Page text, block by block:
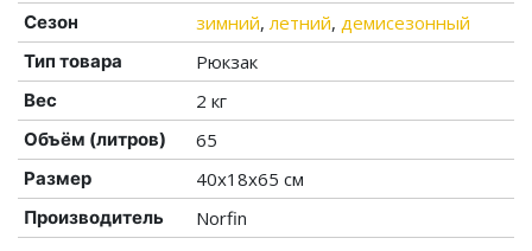
Сезон зимний, летний, демисезонный
Тип товара Рюкзак
Вес 2 кг
Объём (литров) 65
Размер 40х18х65 см
Производитель Norfin